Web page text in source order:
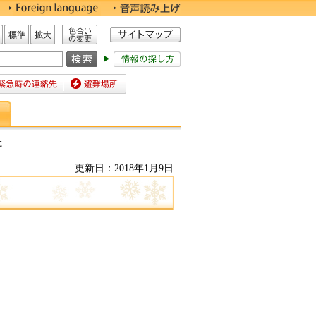
標準 拡大
色合いの変更
の連絡先 避難場所
更新日：2018年1月9日